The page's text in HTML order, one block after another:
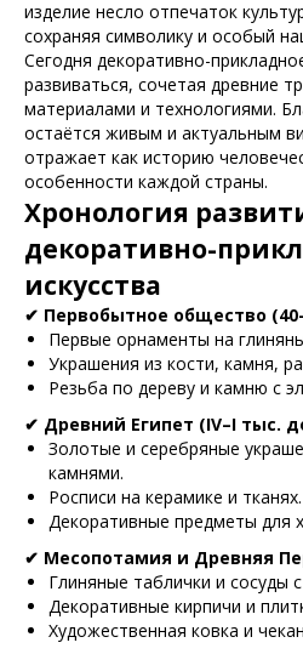
изделие несло отпечаток
сохраняя символику и особый
Сегодня декоративно-
развиваться, сочетая древние
материалами и технологиями.
остаётся живым и актуальным
отражает как историю
особенности каждой страны.
Хронология
декоративно-
искусства
✔ Первобытное общество
Первые орнаменты на
Украшения из кости, камня,
Резьба по дереву и камню с
✔ Древний Египет (IV–I тыс.
Золотые и серебряные
камнями.
Росписи на керамике и тканях.
Декоративные предметы для
✔ Месопотамия и Древняя
Глиняные таблички и сосуды
Декоративные кирпичи и
Художественная ковка и